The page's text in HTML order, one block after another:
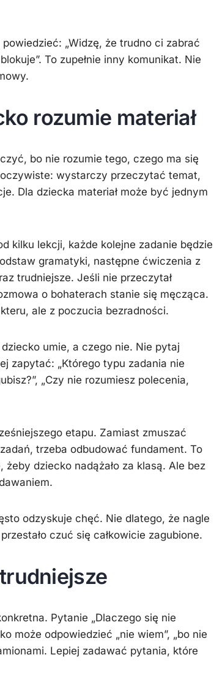
„Widzę, że trudno ci zabrać
To zupełnie inny komunikat. Nie
rozumie materiał
bo nie rozumie tego, czego ma się
wystarczy przeczytać temat,
Dla dziecka materiał może być jednym
kilku lekcji, każde kolejne zadanie będzie
gramatyki, następne ćwiczenia z
trudniejsze. Jeśli nie przeczytał
o bohaterach stanie się męcząca.
ale z poczucia bezradności.
umie, a czego nie. Nie pytaj
zapytać: „Którego typu zadania nie
„Czy nie rozumiesz polecenia,
etapu. Zamiast zmuszać
trzeba odbudować fundament. To
dziecko nadążało za klasą. Ale bez
odzyskuje chęć. Nie dlatego, że nagle
czuć się całkowicie zagubione.
Pytanie „Dlaczego się nie
może odpowiedzieć „nie wiem”, „bo nie
Lepiej zadawać pytania, które